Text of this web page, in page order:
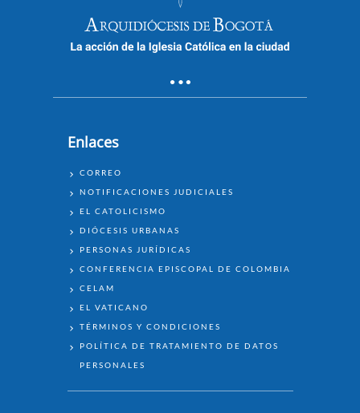
Enlaces
ENLACES
CORREO
NOTIFICACIONES JUDICIALES
EL CATOLICISMO
DIÓCESIS URBANAS
PERSONAS JURÍDICAS
CONFERENCIA EPISCOPAL DE COLOMBIA
CELAM
EL VATICANO
TÉRMINOS Y CONDICIONES
POLÍTICA DE TRATAMIENTO DE DATOS
PERSONALES